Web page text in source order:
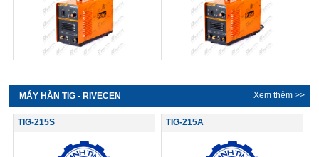
MÁY HÀN TIG - RIVECEN Xem thêm >>
TIG-215S TIG-215A